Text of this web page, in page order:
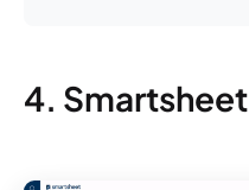
4. Smartsheet